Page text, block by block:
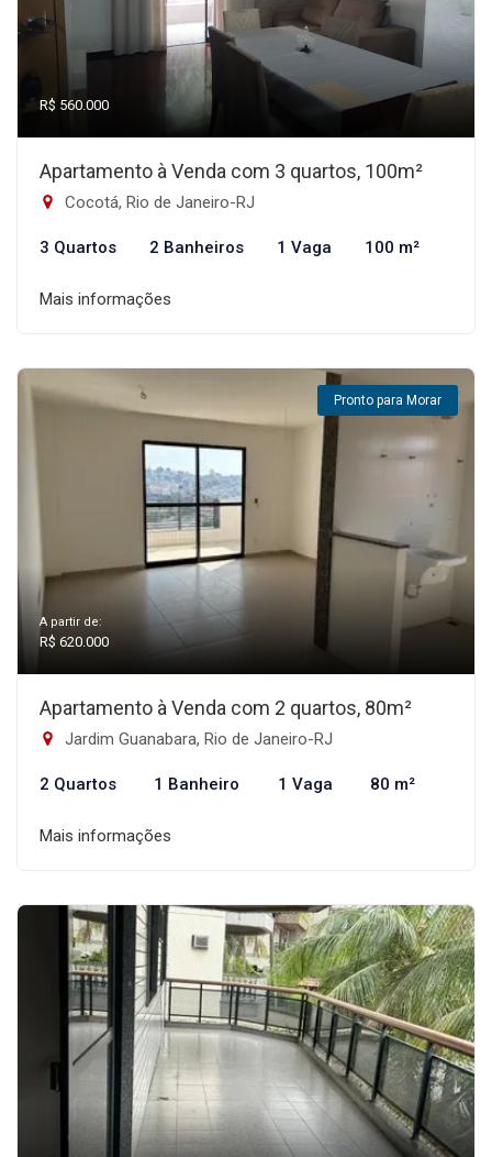
R$ 560.000
Apartamento à Venda com 3 quartos, 100m²
Cocotá, Rio de Janeiro-RJ
3 Quartos 2 Banheiros 1 Vaga 100 m²
Mais informações
Pronto para Morar
A partir de:
R$ 620.000
Apartamento à Venda com 2 quartos, 80m²
Jardim Guanabara, Rio de Janeiro-RJ
2 Quartos 1 Banheiro 1 Vaga 80 m²
Mais informações